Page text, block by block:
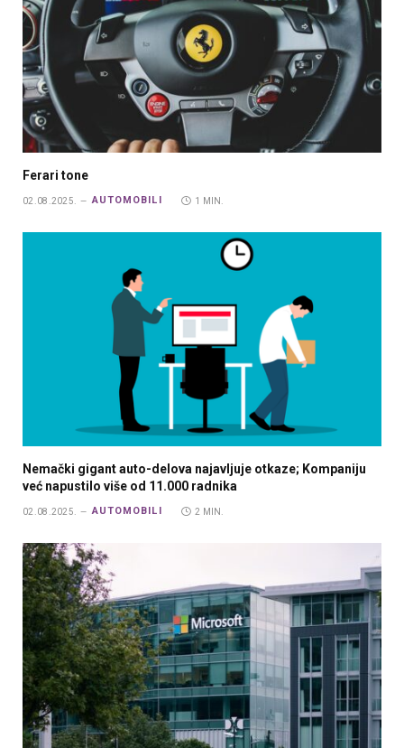
Ferari tone
02.08.2025. AUTOMOBILI 1 MIN.
Nemački gigant auto-delova najavljuje otkaze; Kompaniju
već napustilo više od 11.000 radnika
02.08.2025. AUTOMOBILI 2 MIN.